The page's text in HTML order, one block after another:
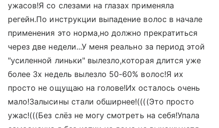
ужасов!Я со слезами на глазах применяла
регейн.По инструкции выпадение волос в начале
применения это норма,но должно прекратиться
через две недели...У меня реально за период этой
"усиленной линьки" вылезло,которая длится уже
более 3х недель вылезло 50-60% волос!Я их
просто не ощущаю на голове!Их осталось очень
мало!Залысины стали обширнее!((((Это просто
ужас!(((Без слёз не могу смотреть на себя!Упала